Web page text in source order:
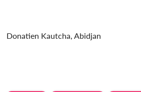
Donatien Kautcha, Abidjan